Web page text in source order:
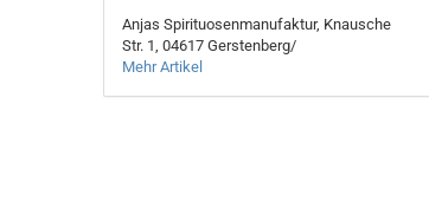
Anjas Spirituosenmanufaktur, Knausche
Str. 1, 04617 Gerstenberg/
Mehr Artikel